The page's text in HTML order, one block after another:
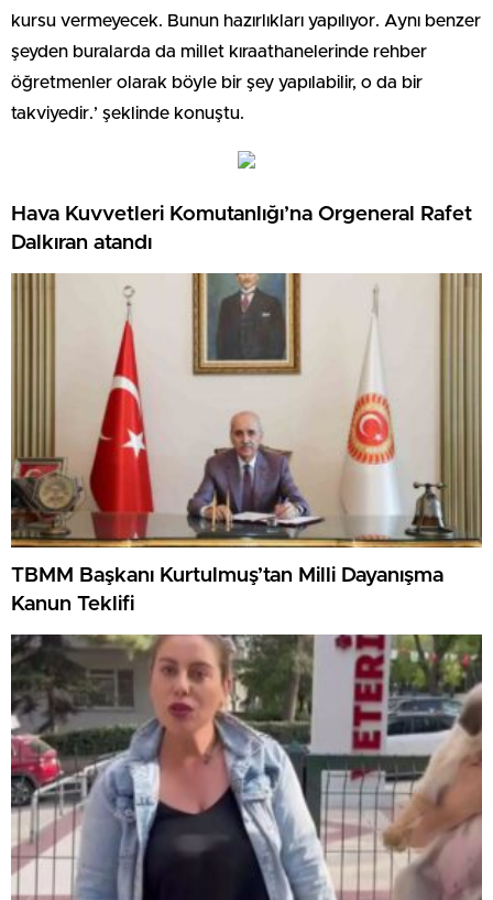
kursu vermeyecek. Bunun hazırlıkları yapılıyor. Aynı benzer
şeyden buralarda da millet kıraathanelerinde rehber
öğretmenler olarak böyle bir şey yapılabilir, o da bir
takviyedir.’ şeklinde konuştu.
Hava Kuvvetleri Komutanlığı’na Orgeneral Rafet
Dalkıran atandı
TBMM Başkanı Kurtulmuş’tan Milli Dayanışma
Kanun Teklifi